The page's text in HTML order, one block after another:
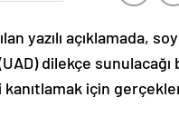
yazılı açıklamada,
dilekçe
kanıtlamak için